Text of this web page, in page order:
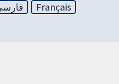
Français